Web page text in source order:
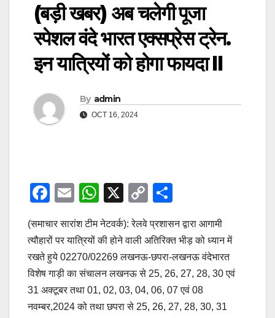
(बड़ी खबर) अब चलेगी पूजा
स्पेशल वंदे भारत एक्सप्रेस ट्रेन.
इन यात्रियों को होगा फायदा ll
By admin
OCT 16, 2024
F
c
e
b
o
o
E
ail
W
h
at
s
A
p
p
X
C
p
y
Li
n
k
ar
e
(समाचार सारांश टीम नेटवर्क): रेलवे प्रशासन द्वारा आगामी
त्यौहारों पर यात्रियों की होने वाली अतिरिक्त भीड़ को ध्यान में
रखते हुये 02270/02269 लखनऊ-छपरा-लखनऊ वंदेभारत
विशेष गाड़ी का संचालन लखनऊ से 25, 26, 27, 28, 30 एवं
31 अक्टूबर तथा 01, 02, 03, 04, 06, 07 एवं 08
नवम्बर,2024 को तथा छपरा से 25, 26, 27, 28, 30, 31